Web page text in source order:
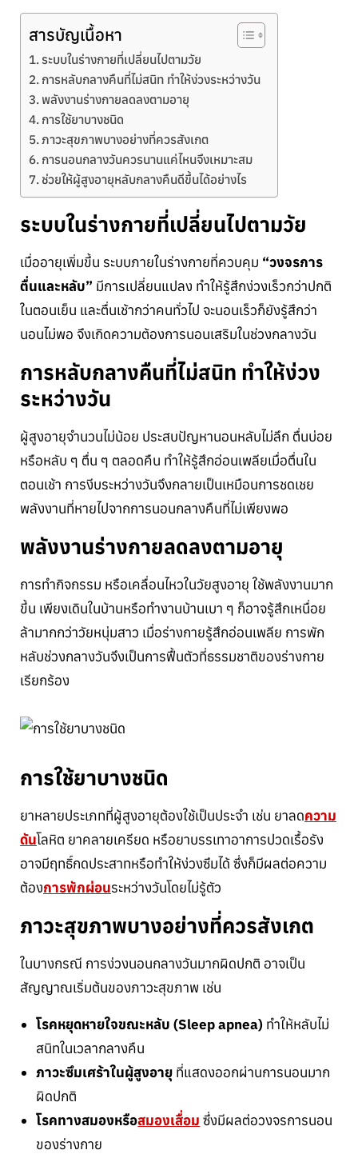
สารบัญเนื้อหา
ระบบในร่างกายที่เปลี่ยนไปตามวัย
การหลับกลางคืนที่ไม่สนิท ทำให้ง่วงระหว่างวัน
พลังงานร่างกายลดลงตามอายุ
การใช้ยาบางชนิด
ภาวะสุขภาพบางอย่างที่ควรสังเกต
การนอนกลางวันควรนานแค่ไหนจึงเหมาะสม
ช่วยให้ผู้สูงอายุหลับกลางคืนดีขึ้นได้อย่างไร
ระบบในร่างกายที่เปลี่ยนไปตามวัย
เมื่ออายุเพิ่มขึ้น ระบบภายในร่างกายที่ควบคุม “วงจรการ
ตื่นและหลับ” มีการเปลี่ยนแปลง ทำให้รู้สึกง่วงเร็วกว่าปกติ
ในตอนเย็น และตื่นเช้ากว่าคนทั่วไป จะนอนเร็วก็ยังรู้สึกว่า
นอนไม่พอ จึงเกิดความต้องการนอนเสริมในช่วงกลางวัน
การหลับกลางคืนที่ไม่สนิท ทำให้ง่วง
ระหว่างวัน
ผู้สูงอายุจำนวนไม่น้อย ประสบปัญหานอนหลับไม่ลึก ตื่นบ่อย
หรือหลับ ๆ ตื่น ๆ ตลอดคืน ทำให้รู้สึกอ่อนเพลียเมื่อตื่นใน
ตอนเช้า การงีบระหว่างวันจึงกลายเป็นเหมือนการชดเชย
พลังงานที่หายไปจากการนอนกลางคืนที่ไม่เพียงพอ
พลังงานร่างกายลดลงตามอายุ
การทำกิจกรรม หรือเคลื่อนไหวในวัยสูงอายุ ใช้พลังงานมาก
ขึ้น เพียงเดินในบ้านหรือทำงานบ้านเบา ๆ ก็อาจรู้สึกเหนื่อย
ล้ามากกว่าวัยหนุ่มสาว เมื่อร่างกายรู้สึกอ่อนเพลีย การพัก
หลับช่วงกลางวันจึงเป็นการฟื้นตัวที่ธรรมชาติของร่างกาย
เรียกร้อง
การใช้ยาบางชนิด
ยาหลายประเภทที่ผู้สูงอายุต้องใช้เป็นประจำ เช่น ยาลดความ
ดันโลหิต ยาคลายเครียด หรือยาบรรเทาอาการปวดเรื้อรัง
อาจมีฤทธิ์กดประสาทหรือทำให้ง่วงซึมได้ ซึ่งก็มีผลต่อความ
ต้องการพักผ่อนระหว่างวันโดยไม่รู้ตัว
ภาวะสุขภาพบางอย่างที่ควรสังเกต
ในบางกรณี การง่วงนอนกลางวันมากผิดปกติ อาจเป็น
สัญญาณเริ่มต้นของภาวะสุขภาพ เช่น
โรคหยุดหายใจขณะหลับ (Sleep apnea) ทำให้หลับไม่
สนิทในเวลากลางคืน
ภาวะซึมเศร้าในผู้สูงอายุ ที่แสดงออกผ่านการนอนมาก
ผิดปกติ
โรคทางสมองหรือสมองเสื่อม ซึ่งมีผลต่อวงจรการนอน
ของร่างกาย